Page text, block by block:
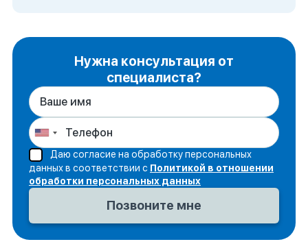
Нужна консультация от
специалиста?
Даю согласие на обработку персональных
данных в соответствии с Политикой в отношении
обработки персональных данных